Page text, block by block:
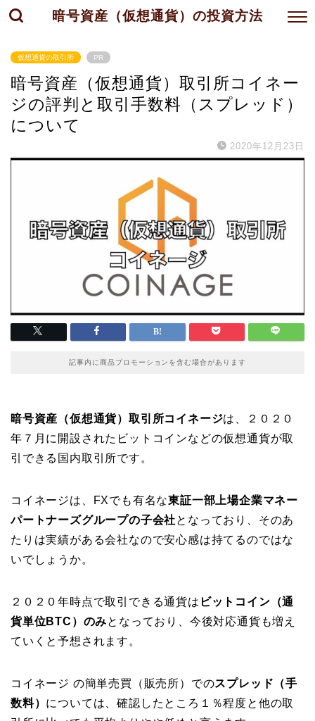
暗号資産（仮想通貨）の投資方法
仮想通貨の取引所 PR
暗号資産（仮想通貨）取引所コイネー
ジの評判と取引手数料（スプレッド）
について
2020年12月23日
記事内に商品プロモーションを含む場合があります
暗号資産（仮想通貨）取引所コイネージは、２０２０
年７月に開設されたビットコインなどの仮想通貨が取
引できる国内取引所です。
コイネージは、FXでも有名な東証一部上場企業マネー
パートナーズグループの子会社となっており、そのあ
たりは実績がある会社なので安心感は持てるのではな
いでしょうか。
２０２０年時点で取引できる通貨は ビットコイン（通
貨単位BTC）のみとなっており、今後対応通貨も増え
ていくと予想されます。
コイネージ の簡単売買（販売所）でのスプレッド（手
数料） については、確認したところ１％程度と他の取